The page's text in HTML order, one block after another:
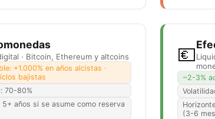
· Bitcoin, Ethereum y altcoins
+1.000% en años alcistas ·
bajistas
70-80%
5+ años si se asume como reserva
💶
~2-3%
(3-6